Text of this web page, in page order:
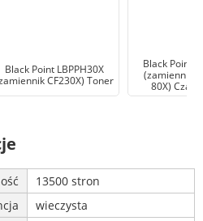
Black Point LBPPH30X
CF230X) Toner
Black Point
(zamiennik
80X)
13500 stron
wieczysta